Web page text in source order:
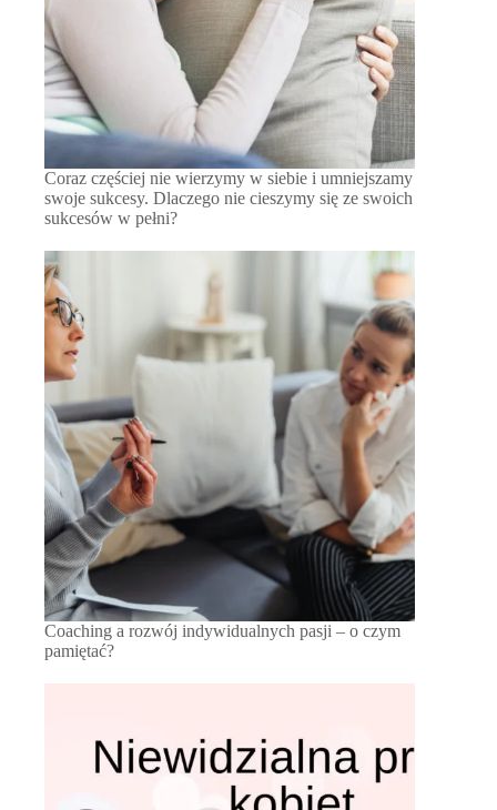
Coraz częściej nie wierzymy w siebie i umniejszamy
swoje sukcesy. Dlaczego nie cieszymy się ze swoich
sukcesów w pełni?
Coaching a rozwój indywidualnych pasji – o czym
pamiętać?